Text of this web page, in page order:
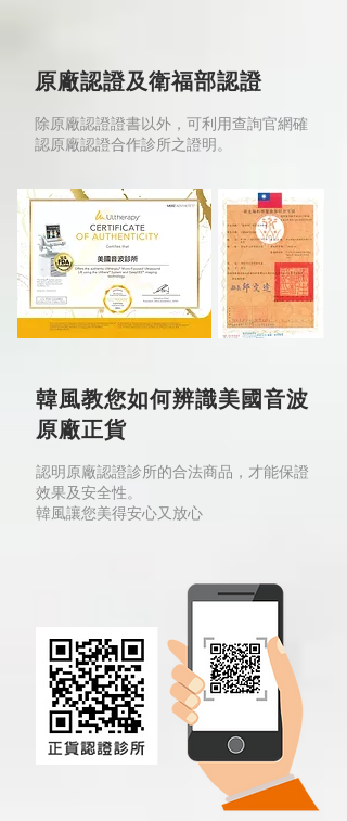
原廠認證及衛福部認證
除原廠認證證書以外，可利用查詢官網確
認原廠認證合作診所之證明。
韓風教您如何辨識美國音波
原廠正貨
認明原廠認證診所的合法商品，才能保證
效果及安全性。
韓風讓您美得安心又放心